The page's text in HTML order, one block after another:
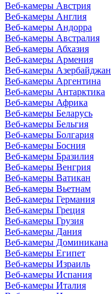
Веб-камеры Австрия
Веб-камеры Англия
Веб-камеры Андорра
Веб-камеры Австралия
Веб-камеры Абхазия
Веб-камеры Армения
Веб-камеры Азербайджан
Веб-камеры Аргентина
Веб-камеры Антарктика
Веб-камеры Африка
Веб-камеры Беларусь
Веб-камеры Бельгия
Веб-камеры Болгария
Веб-камеры Босния
Веб-камеры Бразилия
Веб-камеры Венгрия
Веб-камеры Ватикан
Веб-камеры Вьетнам
Веб-камеры Германия
Веб-камеры Греция
Веб-камеры Грузия
Веб-камеры Дания
Веб-камеры Доминикана
Веб-камеры Египет
Веб-камеры Израиль
Веб-камеры Испания
Веб-камеры Италия